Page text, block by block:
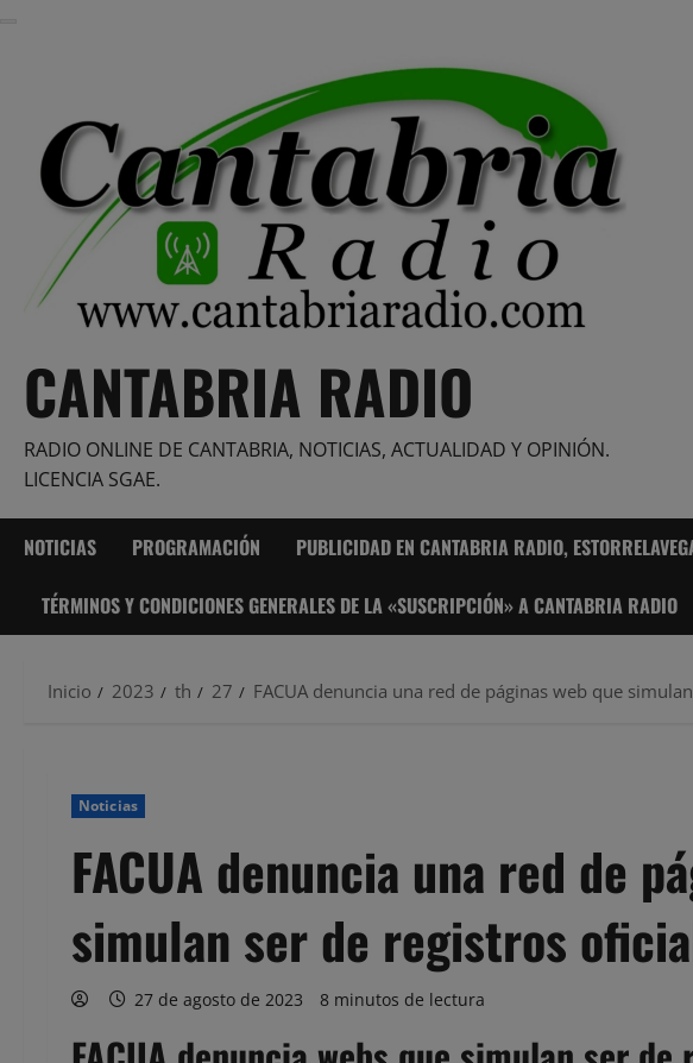
CANTABRIA RADIO
RADIO ONLINE DE CANTABRIA, NOTICIAS, ACTUALIDAD Y OPINIÓN.
LICENCIA SGAE.
NOTICIAS PROGRAMACIÓN PUBLICIDAD EN CANTABRIA RADIO,
TÉRMINOS Y CONDICIONES GENERALES DE LA «SUSCRIPCIÓN» A CANTABRIA RADIO
Inicio 2023 th 27 FACUA denuncia una red de páginas web que
Noticias
FACUA denuncia una red de
simulan ser de registros
27 de agosto de 2023 8 minutos de lectura